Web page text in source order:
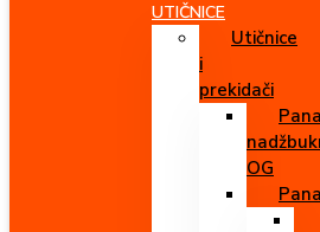
UTIČNICE
Utičnice
i
prekidači
OG